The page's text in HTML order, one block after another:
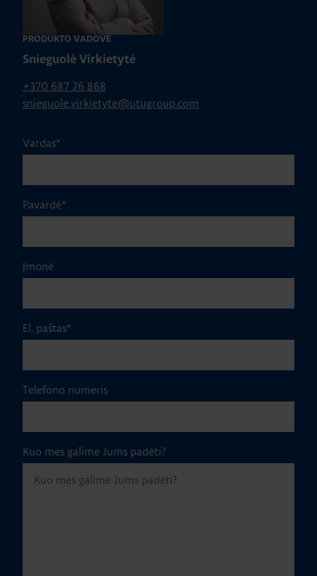
PRODUKTO VADOVĖ
Snieguolė Virkietytė
+370 687 26 868
snieguole.virkietyte@utugroup.com
Vardas*
Pavardė*
Įmonė
El. paštas*
Telefono numeris
Kuo mes galime Jums padėti?